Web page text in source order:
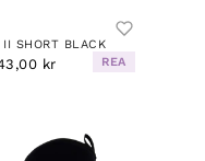
II SHORT BLACK
kr REA